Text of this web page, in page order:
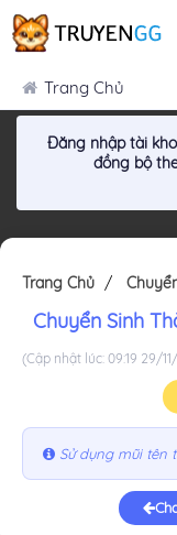
Trang Chủ
Đăng nhập tài
đồng bộ
Trang Chủ
Chuyển Sinh
(Cập nhật lúc: 09:19 29/
Sử dụng mũi